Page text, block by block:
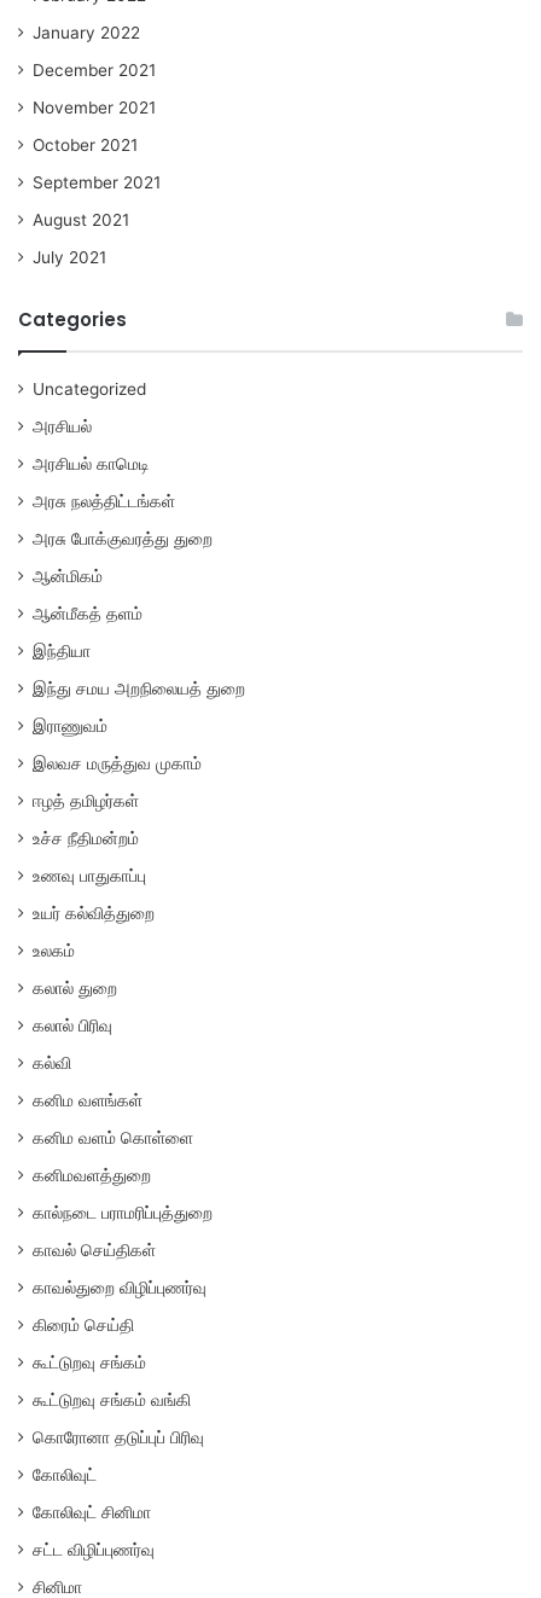
January 2022
December 2021
November 2021
October 2021
September 2021
August 2021
July 2021
Categories
Uncategorized
அரசியல்
அரசியல் காமெடி
அரசு நலத்திட்டங்கள்
அரசு போக்குவரத்து துறை
ஆன்மிகம்
ஆன்மீகத் தளம்
இந்தியா
இந்து சமய அறநிலையத் துறை
இராணுவம்
இலவச மருத்துவ முகாம்
ஈழத் தமிழர்கள்
உச்ச நீதிமன்றம்
உணவு பாதுகாப்பு
உயர் கல்வித்துறை
உலகம்
கலால் துறை
கலால் பிரிவு
கல்வி
கனிம வளங்கள்
கனிம வளம் கொள்ளை
கனிமவளத்துறை
கால்நடை பராமரிப்புத்துறை
காவல் செய்திகள்
காவல்துறை விழிப்புணர்வு
கிரைம் செய்தி
கூட்டுறவு சங்கம்
கூட்டுறவு சங்கம் வங்கி
கொரோனா தடுப்புப் பிரிவு
கோலிவுட்
கோலிவுட் சினிமா
சட்ட விழிப்புணர்வு
சினிமா